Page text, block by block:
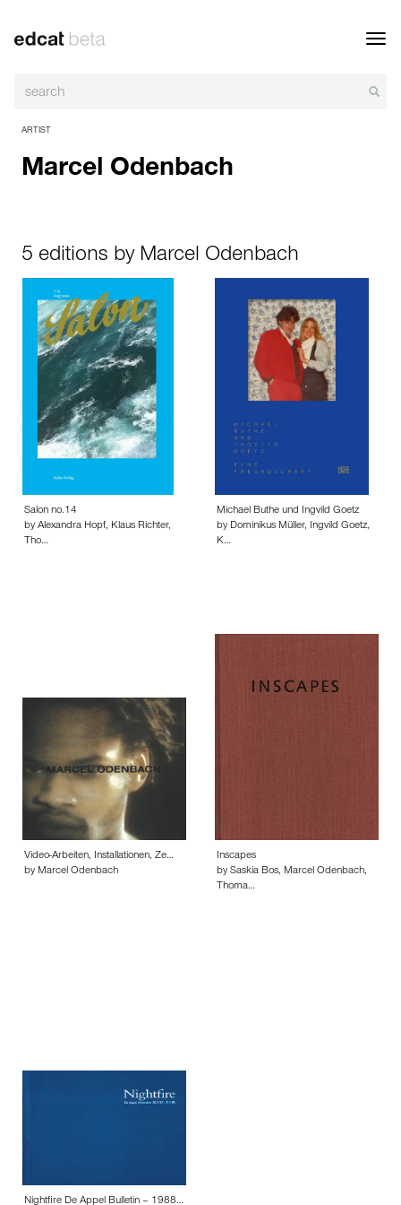
ARTIST
Marcel Odenbach
5 editions by Marcel Odenbach
Salon no.14
by Alexandra Hopf, Klaus Richter,
Tho…
Michael Buthe und Ingvild Goetz
by Dominikus Müller, Ingvild Goetz,
K…
Video-Arbeiten, Installationen, Ze…
by Marcel Odenbach
Inscapes
by Saskia Bos, Marcel Odenbach,
Thoma…
Nightfire De Appel Bulletin – 1988…